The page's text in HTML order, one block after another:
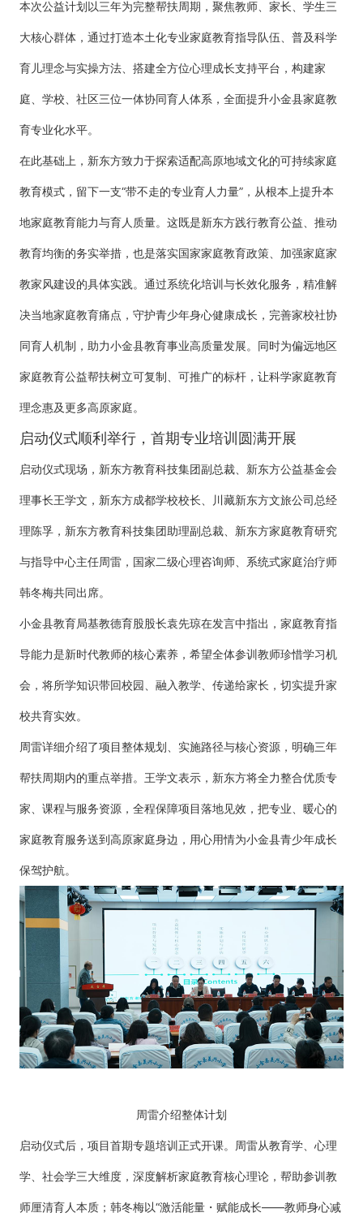
本次公益计划以三年为完整帮扶周期，聚焦教师、家长、学生三
大核心群体，通过打造本土化专业家庭教育指导队伍、普及科学
育儿理念与实操方法、搭建全方位心理成长支持平台，构建家
庭、学校、社区三位一体协同育人体系，全面提升小金县家庭教
育专业化水平。
在此基础上，新东方致力于探索适配高原地域文化的可持续家庭
教育模式，留下一支“带不走的专业育人力量”，从根本上提升本
地家庭教育能力与育人质量。这既是新东方践行教育公益、推动
教育均衡的务实举措，也是落实国家家庭教育政策、加强家庭家
教家风建设的具体实践。通过系统化培训与长效化服务，精准解
决当地家庭教育痛点，守护青少年身心健康成长，完善家校社协
同育人机制，助力小金县教育事业高质量发展。同时为偏远地区
家庭教育公益帮扶树立可复制、可推广的标杆，让科学家庭教育
理念惠及更多高原家庭。
启动仪式顺利举行，首期专业培训圆满开展
启动仪式现场，新东方教育科技集团副总裁、新东方公益基金会
理事长王学文，新东方成都学校校长、川藏新东方文旅公司总经
理陈孚，新东方教育科技集团助理副总裁、新东方家庭教育研究
与指导中心主任周雷，国家二级心理咨询师、系统式家庭治疗师
韩冬梅共同出席。
小金县教育局基教德育股股长袁先琼在发言中指出，家庭教育指
导能力是新时代教师的核心素养，希望全体参训教师珍惜学习机
会，将所学知识带回校园、融入教学、传递给家长，切实提升家
校共育实效。
周雷详细介绍了项目整体规划、实施路径与核心资源，明确三年
帮扶周期内的重点举措。王学文表示，新东方将全力整合优质专
家、课程与服务资源，全程保障项目落地见效，把专业、暖心的
家庭教育服务送到高原家庭身边，用心用情为小金县青少年成长
保驾护航。
周雷介绍整体计划
启动仪式后，项目首期专题培训正式开课。周雷从教育学、心理
学、社会学三大维度，深度解析家庭教育核心理论，帮助参训教
师厘清育人本质；韩冬梅以“激活能量・赋能成长——教师身心减